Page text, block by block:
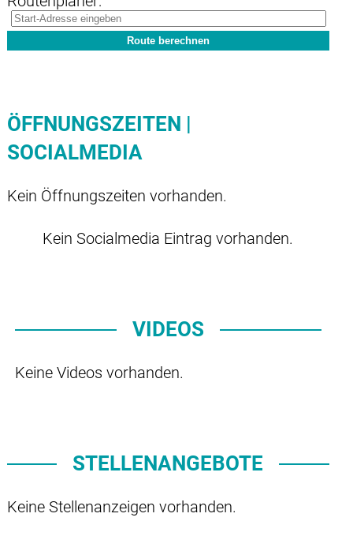
ÖFFNUNGSZEITEN |
SOCIALMEDIA
Kein Öffnungszeiten vorhanden.
Kein Socialmedia Eintrag vorhanden.
VIDEOS
Keine Videos vorhanden.
STELLENANGEBOTE
Keine Stellenanzeigen vorhanden.